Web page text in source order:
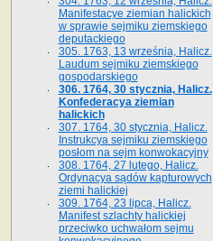
Manifestacye ziemian halickich
w sprawie sejmiku ziemskiego
deputackiego
305. 1763, 13 września, Halicz.
Laudum sejmiku ziemskiego
gospodarskiego
306. 1764, 30 stycznia, Halicz.
Konfederacya ziemian
halickich
307. 1764, 30 stycznia, Halicz.
Instrukcya sejmiku ziemskiego
posłom na sejm konwokacyjny
308. 1764, 27 lutego, Halicz.
Ordynacya sądów kapturowych
ziemi halickiej
309. 1764, 23 lipca, Halicz.
Manifest szlachty halickiej
przeciwko uchwałom sejmu